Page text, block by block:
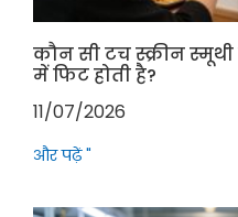
कौन सी टच स्क्रीन
में फिट होती है?
11/07/2026
और पढ़ें "